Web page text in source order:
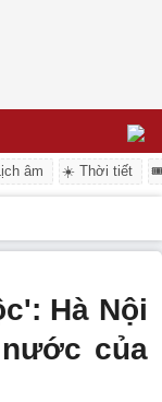
âm ☀️ Thời tiết
Hà Nội
của